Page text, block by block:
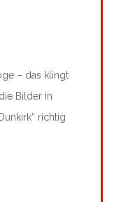
– das klingt
Bilder in
richtig